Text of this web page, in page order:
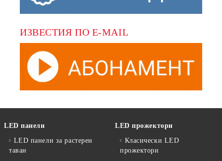
ИЗВЕСТИЯ ПО E-MAIL
LED панели
LED панели за растерен
таван
LED прожектори
Класически LED
прожектори